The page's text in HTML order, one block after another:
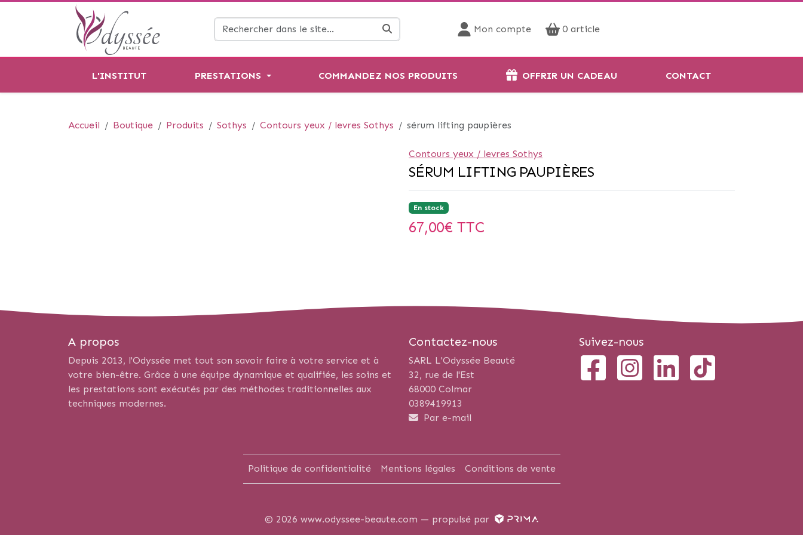
Mon compte 0 article
L'INSTITUT PRESTATIONS COMMANDEZ NOS PRODUITS OFFRIR UN CADEAU CONTACT
Accueil Boutique Produits Sothys Contours yeux / levres Sothys sérum lifting paupières
Contours yeux / levres Sothys
SÉRUM LIFTING PAUPIÈRES
En stock
67,00€ TTC
A propos
Depuis 2013, l'Odyssée met tout son savoir faire à votre service et à
votre bien-être. Grâce à une équipe dynamique et qualifiée, les soins et
les prestations sont exécutés par des méthodes traditionnelles aux
techniques modernes.
Contactez-nous
SARL L'Odyssée Beauté
32, rue de l'Est
68000 Colmar
0389419913
Par e-mail
Suivez-nous
Politique de confidentialité Mentions légales Conditions de vente
© 2026 www.odyssee-beaute.com — propulsé par